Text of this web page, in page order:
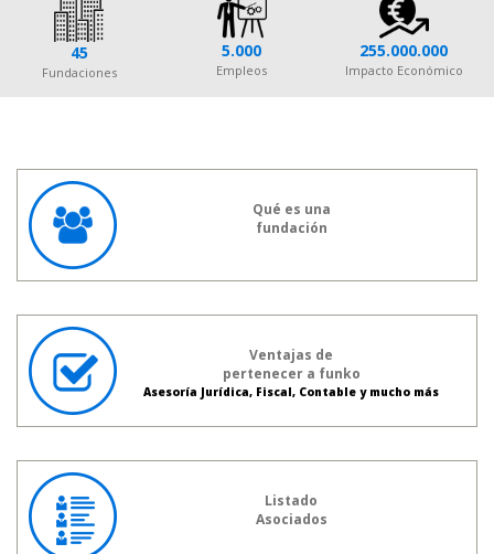
45
Fundaciones
5.000
Empleos
255.000.000
Impacto Económico
Qué es una
fundación
Ventajas de
pertenecer a funko
Asesoría Jurídica, Fiscal, Contable y mucho más
Listado
Asociados